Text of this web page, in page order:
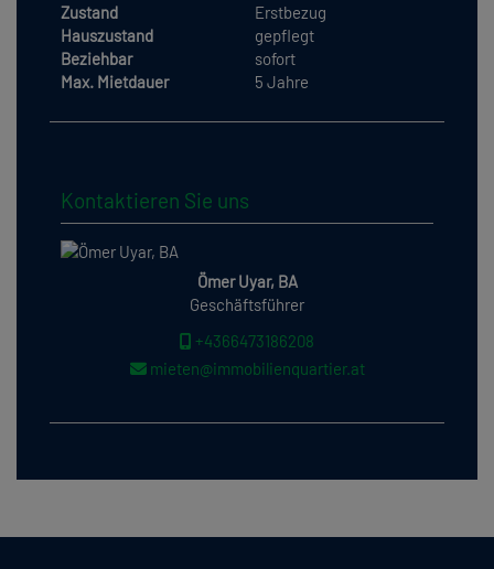
Zustand
Erstbezug
Hauszustand
gepflegt
Beziehbar
sofort
Max. Mietdauer
5 Jahre
Kontaktieren Sie uns
Ömer Uyar, BA
Geschäftsführer
+4366473186208
mieten@immobilienquartier.at